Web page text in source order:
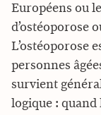
Européens ou
d’ostéoporose
L’ostéoporose
personnes
survient
logique : quand